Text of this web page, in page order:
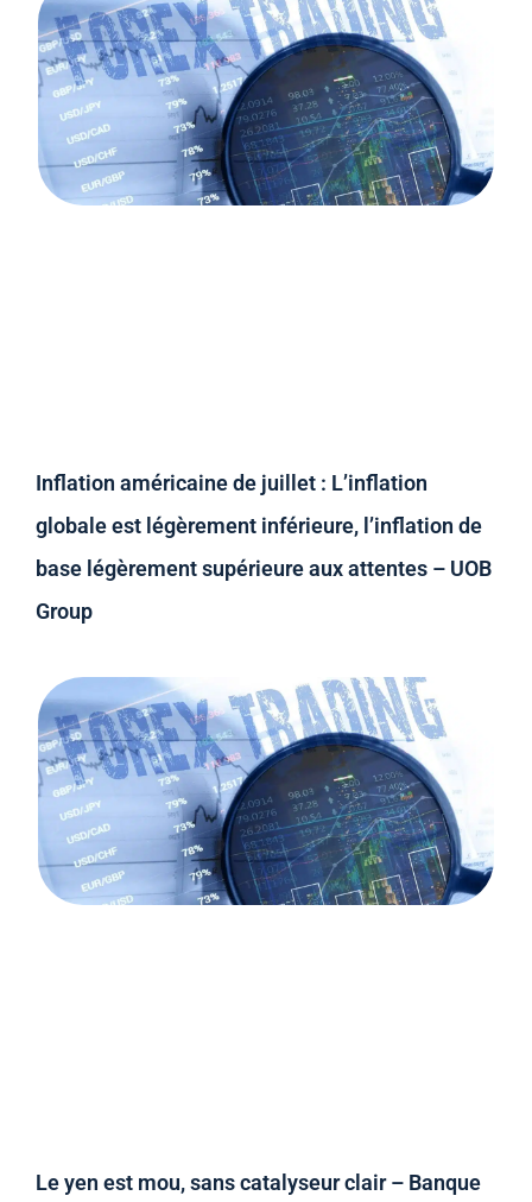
Inflation américaine de juillet : L’inflation
globale est légèrement inférieure, l’inflation de
base légèrement supérieure aux attentes – UOB
Group
Le yen est mou, sans catalyseur clair – Banque